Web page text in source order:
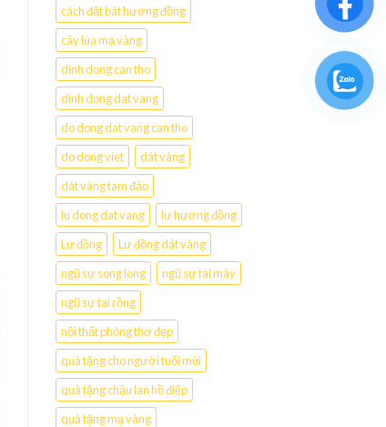
cách đặt bát hương đồng
cây lúa mạ vàng
dinh dong can tho
dinh dong dat vang
do dong dat vang can tho
do dong viet
dát vàng
dát vàng tam đảo
lu dong dat vang
lư hương đồng
Lư đồng
Lư đồng dát vàng
ngũ sự song long
ngũ sự tai mây
ngũ sự tai rồng
nội thất phòng thờ đẹp
quà tặng cho người tuổi mùi
quà tặng chậu lan hồ điệp
quà tặng mạ vàng